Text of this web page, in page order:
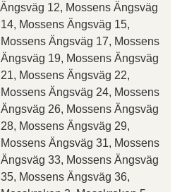
12, Mossens Ängsväg
Mossens Ängsväg 15,
Ängsväg 17, Mossens
19, Mossens Ängsväg
Mossens Ängsväg 22,
Ängsväg 24, Mossens
26, Mossens Ängsväg
Mossens Ängsväg 29,
Ängsväg 31, Mossens
33, Mossens Ängsväg
Mossens Ängsväg 36,